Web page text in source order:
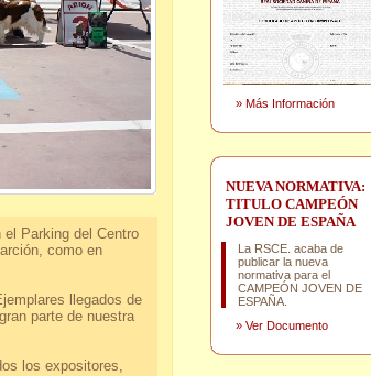
Parking del Centro
como en
llegados de
parte de nuestra
los expositores,
» Más Información
NUEVA NORMATIVA:
TITULO CAMPEÓN
JOVEN DE ESPAÑA
La RSCE. acaba de
publicar la nueva
normativa para el
CAMPEÓN JOVEN DE
ESPAÑA.
» Ver Documento